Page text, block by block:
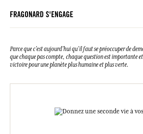
FRAGONARD S'ENGAGE
Parce que c’est aujourd’hui qu’il faut se préoccuper de
que chaque pas compte, chaque question est importante
victoire pour une planète plus humaine et plus verte.